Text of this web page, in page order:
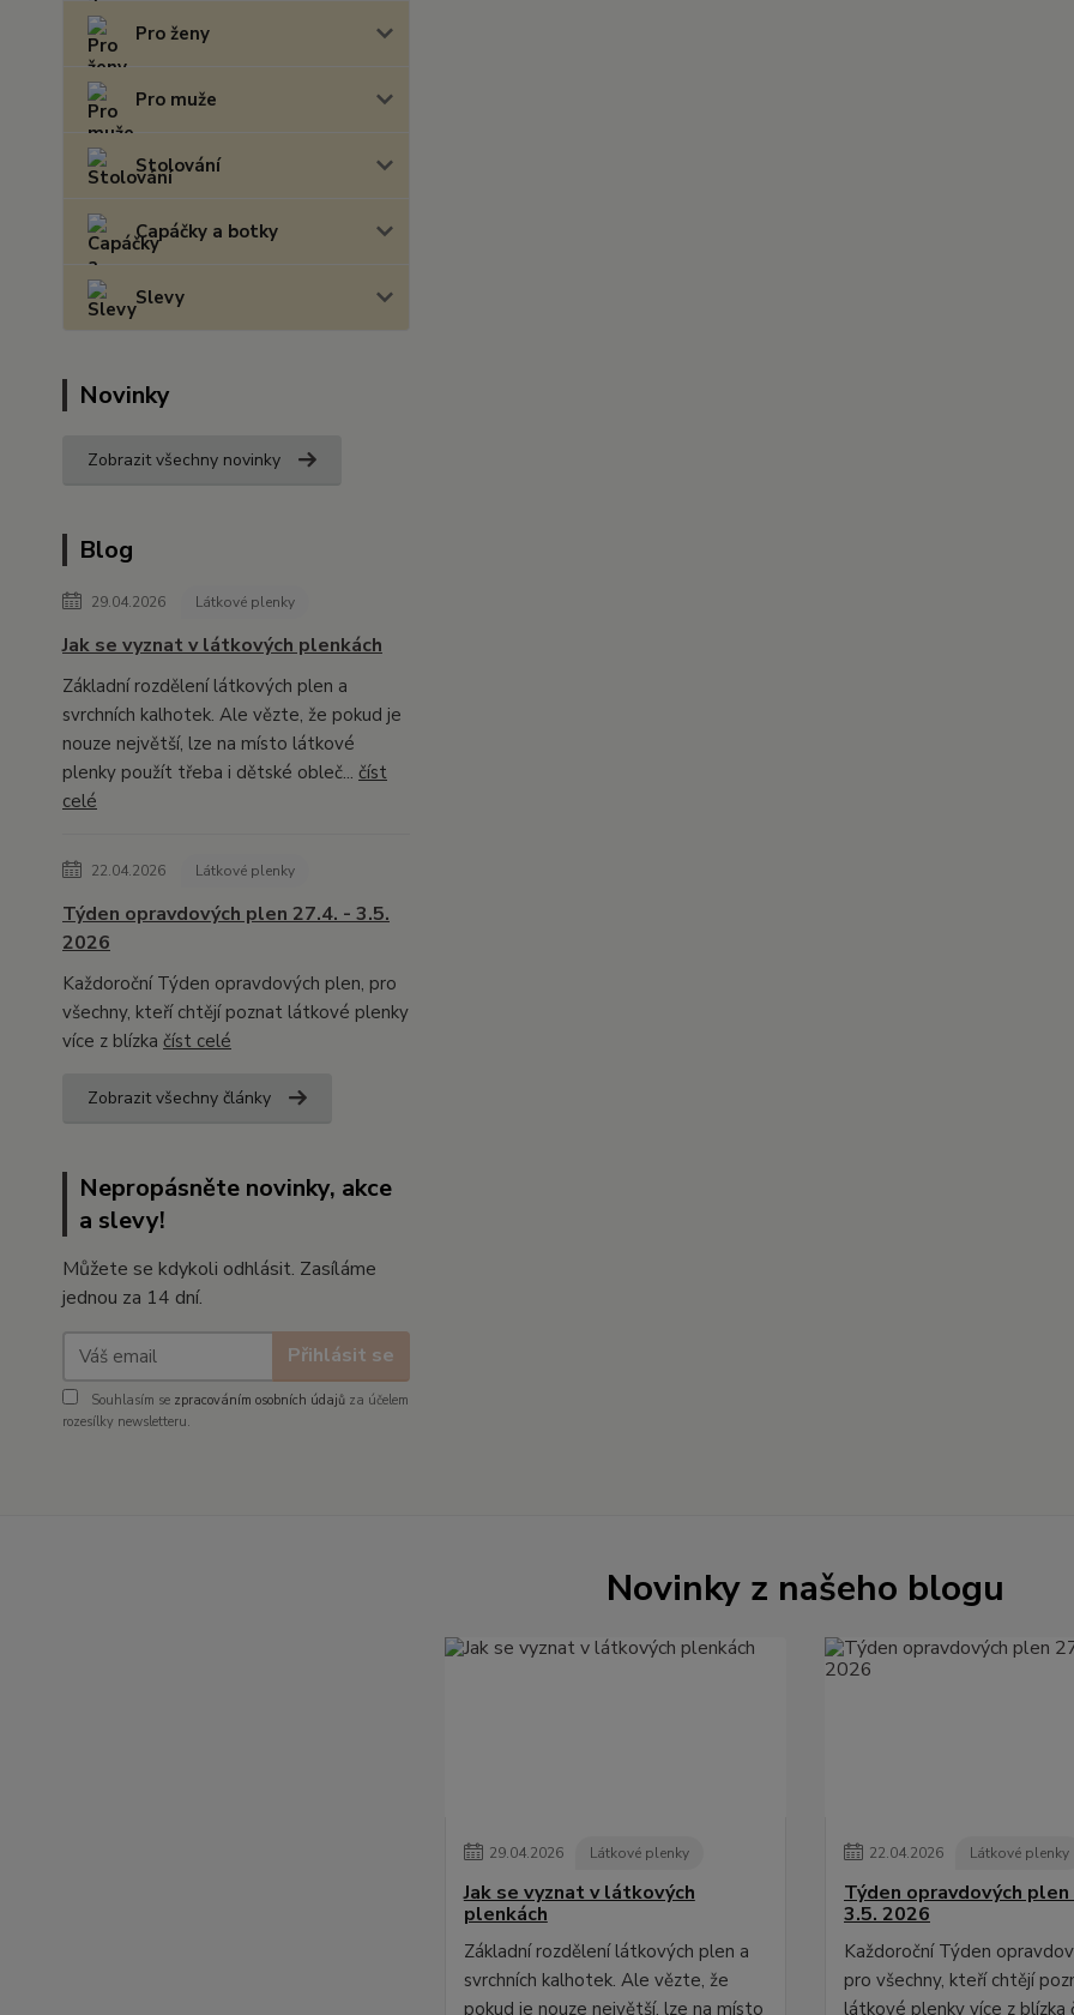
Pro ženy
Pro muže
Stolování
Capáčky a botky
Slevy
Novinky
Zobrazit všechny novinky
Blog
29.04.2026 Látkové plenky
Jak se vyznat v látkových plenkách
Základní rozdělení látkových plen a
svrchních kalhotek. Ale vězte, že pokud je
nouze největší, lze na místo látkové
plenky použít třeba i dětské obleč... číst
celé
22.04.2026 Látkové plenky
Týden opravdových plen 27.4. - 3.5.
2026
Každoroční Týden opravdových plen, pro
všechny, kteří chtějí poznat látkové plenky
více z blízka číst celé
Zobrazit všechny články
Nepropásněte novinky, akce
a slevy!
Můžete se kdykoli odhlásit. Zasíláme
jednou za 14 dní.
Přihlásit se
Souhlasím se zpracováním osobních údajů za účelem
rozesílky newsletteru.
Novinky z našeho blogu
29.04.2026 Látkové plenky
Jak se vyznat v látkových
plenkách
Základní rozdělení látkových plen a
svrchních kalhotek. Ale vězte, že
pokud je nouze největší, lze na místo
22.04.2026 Látkové plenky
Týden opravdových plen
3.5. 2026
Každoroční Týden
pro všechny, kteří chtějí
látkové plenky více z blízka